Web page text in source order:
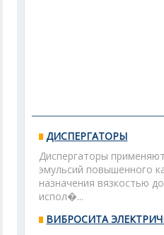
ДИСПЕРГАТОРЫ
Диспергаторы
эмульсий повышенного
назначения вязкостью
испол�...
ВИБРОСИТА